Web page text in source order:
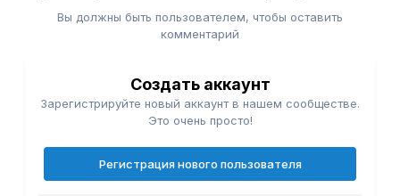
Вы должны быть пользователем, чтобы оставить
комментарий
Создать аккаунт
Зарегистрируйте новый аккаунт в нашем сообществе.
Это очень просто!
Регистрация нового пользователя